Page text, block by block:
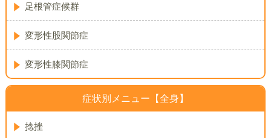
足根管症候群
変形性股関節症
変形性膝関節症
症状別メニュー【全身】
捻挫